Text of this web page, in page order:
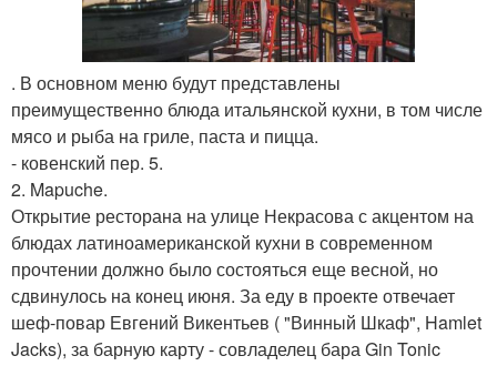
. В основном меню будут представлены
преимущественно блюда итальянской кухни, в том числе
мясо и рыба на гриле, паста и пицца.
- ковенский пер. 5.
2. Mapuche.
Открытие ресторана на улице Некрасова с акцентом на
блюдах латиноамериканской кухни в современном
прочтении должно было состояться еще весной, но
сдвинулось на конец июня. За еду в проекте отвечает
шеф-повар Евгений Викентьев ( "Винный Шкаф", Hamlet
Jacks), за барную карту - совладелец бара Gin Tonic